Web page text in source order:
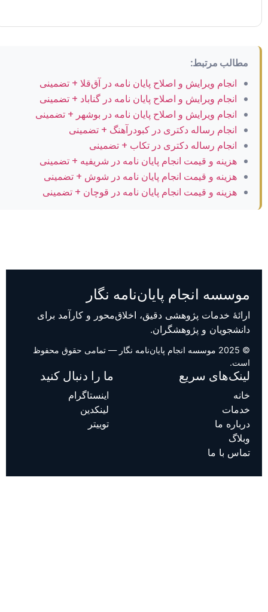
مطالب مرتبط:
انجام ویرایش و اصلاح پایان نامه در آق‌قلا + تضمینی
انجام ویرایش و اصلاح پایان نامه در گناباد + تضمینی
انجام ویرایش و اصلاح پایان نامه در بوشهر + تضمینی
انجام رساله دکتری در کبودرآهنگ + تضمینی
انجام رساله دکتری در تکاب + تضمینی
هزینه و قیمت انجام پایان نامه در شریفیه + تضمینی
هزینه و قیمت انجام پایان نامه در شوش + تضمینی
هزینه و قیمت انجام پایان نامه در قوچان + تضمینی
موسسه انجام پایان‌نامه نگار
ارائهٔ خدمات پژوهشی دقیق، اخلاق‌محور و کارآمد برای
دانشجویان و پژوهشگران.
© 2025 موسسه انجام پایان‌نامه نگار — تمامی حقوق محفوظ
است.
لینک‌های سریع
خانه
خدمات
درباره ما
وبلاگ
تماس با ما
ما را دنبال کنید
اینستاگرام
لینکدین
توییتر